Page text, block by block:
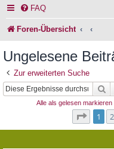
FAQ
Foren-Übersicht
Ungelesene
Zur erweiterten Suche
Alle als gelesen markieren
Seite
1 2